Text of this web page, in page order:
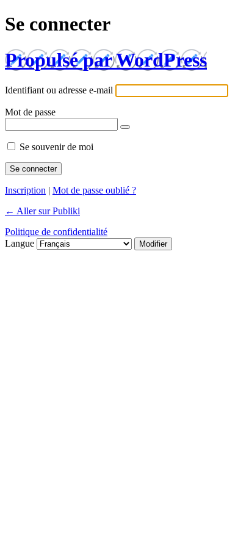
Se connecter
Propulsé par WordPress
Identifiant ou adresse e-mail
Mot de passe
Se souvenir de moi
Inscription | Mot de passe oublié ?
← Aller sur Publiki
Politique de confidentialité
Langue